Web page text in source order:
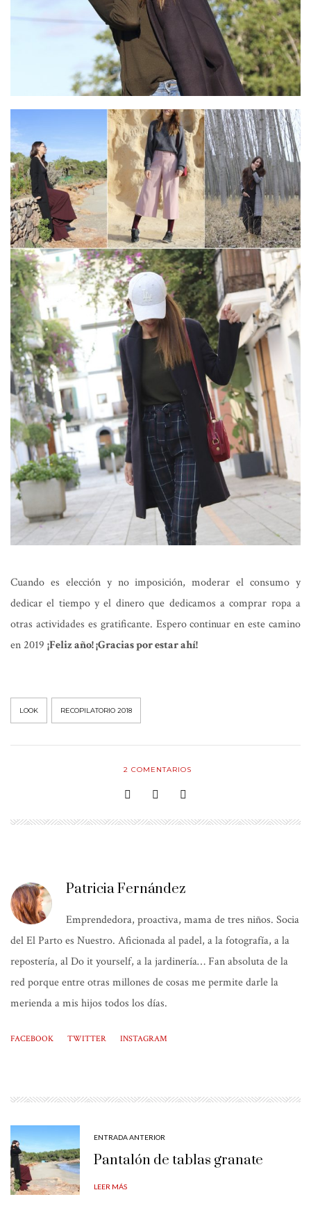
Cuando es elección y no imposición, moderar el consumo y
dedicar el tiempo y el dinero que dedicamos a comprar ropa a
otras actividades es gratificante. Espero continuar en este camino
en 2019 ¡Feliz año! ¡Gracias por estar ahí!
LOOK RECOPILATORIO 2018
2 COMENTARIOS
Patricia Fernández
Emprendedora, proactiva, mama de tres niños. Socia
del El Parto es Nuestro. Aficionada al padel, a la fotografía, a la
repostería, al Do it yourself, a la jardinería… Fan absoluta de la
red porque entre otras millones de cosas me permite darle la
merienda a mis hijos todos los días.
FACEBOOK TWITTER INSTAGRAM
ENTRADA ANTERIOR
Pantalón de tablas granate
LEER MÁS